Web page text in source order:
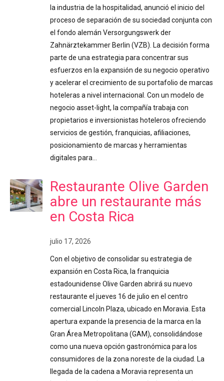
la industria de la hospitalidad, anunció el inicio del
proceso de separación de su sociedad conjunta con
el fondo alemán Versorgungswerk der
Zahnärztekammer Berlin (VZB). La decisión forma
parte de una estrategia para concentrar sus
esfuerzos en la expansión de su negocio operativo
y acelerar el crecimiento de su portafolio de marcas
hoteleras a nivel internacional. Con un modelo de
negocio asset-light, la compañía trabaja con
propietarios e inversionistas hoteleros ofreciendo
servicios de gestión, franquicias, afiliaciones,
posicionamiento de marcas y herramientas
digitales para…
Restaurante Olive Garden
abre un restaurante más
en Costa Rica
julio 17, 2026
Con el objetivo de consolidar su estrategia de
expansión en Costa Rica, la franquicia
estadounidense Olive Garden abrirá su nuevo
restaurante el jueves 16 de julio en el centro
comercial Lincoln Plaza, ubicado en Moravia. Esta
apertura expande la presencia de la marca en la
Gran Área Metropolitana (GAM), consolidándose
como una nueva opción gastronómica para los
consumidores de la zona noreste de la ciudad. La
llegada de la cadena a Moravia representa un